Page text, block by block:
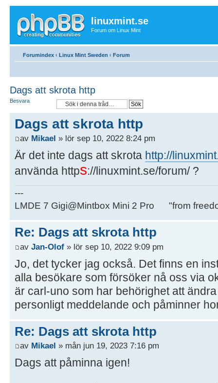
linuxmint.se
Forum om Linux Mint
Forumindex ‹ Linux Mint Sweden ‹ Forum
Dags att skrota http
Besvara
Dags att skrota http
av Mikael » lör sep 10, 2022 8:24 pm
Är det inte dags att skrota http://
använda https://linuxmint.se/forum/ ?
---
LMDE 7 Gigi@Mintbox Mini 2 Pro "from
Re: Dags att skrota http
av Jan-Olof » lör sep 10, 2022 9:09 pm
Jo, det tycker jag också. Det finns en
alla besökare som försöker nå oss via
är carl-uno som har behörighet att
personligt meddelande och påminner
Re: Dags att skrota http
av Mikael » mån jun 19, 2023 7:16 pm
Dags att påminna igen!